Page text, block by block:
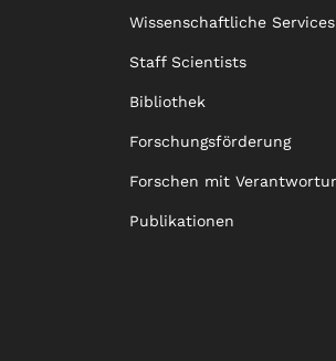
Wissenschaftliche Services
Staff Scientists
Bibliothek
Forschungsförderung
Forschen mit
Publikationen